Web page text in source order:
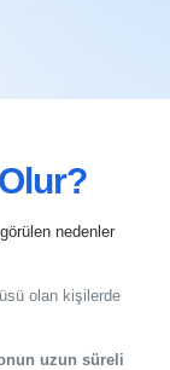
nedenler
olan kişilerde
uzun süreli